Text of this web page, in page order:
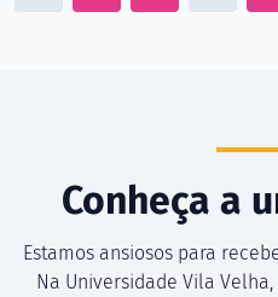
Conheça a
Estamos ansiosos para
Na Universidade Vila